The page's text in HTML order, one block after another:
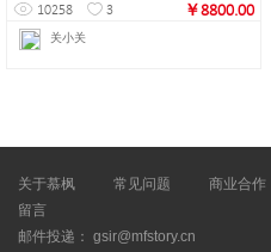
10258 3 ￥8800.00
关小关
关于慕枫 常见问题 商业合作
留言
邮件投递： gsir@mfstory.cn